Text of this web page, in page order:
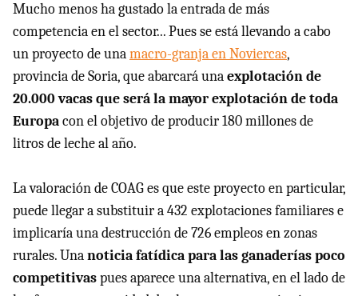
Mucho menos ha gustado la entrada de más
competencia en el sector... Pues se está llevando a cabo
un proyecto de unamacro-granja en Noviercas,
provincia de Soria, que abarcará unaexplotación de
20.000 vacas que será la mayor explotación de toda
Europacon el objetivo de producir 180 millones de
litros de leche al año.
La valoración de COAG es que este proyecto en particular,
puede llegar a substituir a 432 explotaciones familiares e
implicaría una destrucción de 726 empleos en zonas
rurales. Unanoticia fatídica para las ganaderías poco
competitivaspues aparece una alternativa, en el lado de